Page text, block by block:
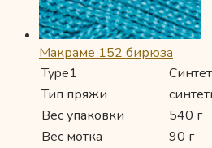
Макраме 152 бирюза
Type1
Тип пряжи
Вес упаковки
540 г
Вес мотка
90 г